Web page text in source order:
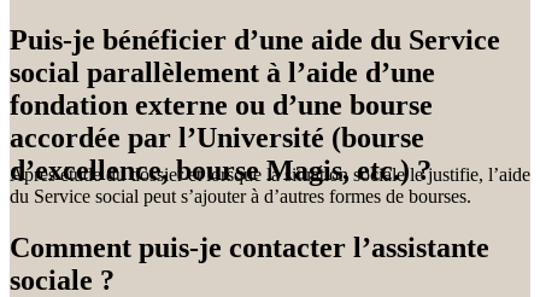
Puis-je bénéficier d’une aide du Service
social parallèlement à l’aide d’une
fondation externe ou d’une bourse
accordée par l’Université (bourse
d’excellence, bourse Magis, etc.) ?
Après étude du dossier et lorsque la situation sociale le justifie, l’aide
du Service social peut s’ajouter à d’autres formes de bourses.
Comment puis-je contacter l’assistante
sociale ?